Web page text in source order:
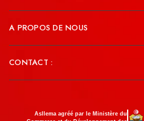
A PROPOS DE NOUS
CONTACT :
Asllema agréé par le Ministère du